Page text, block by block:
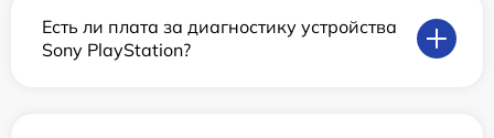
Есть ли плата за диагностику устройства
Sony PlayStation?